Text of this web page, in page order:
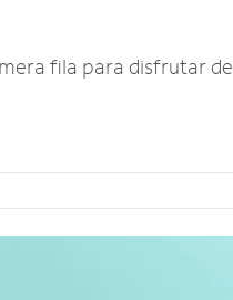
fila para disfrutar